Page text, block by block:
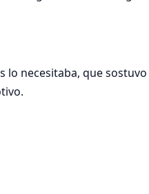
necesitaba, que